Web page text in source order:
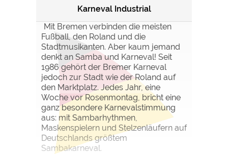
Karneval Industrial
Mit Bremen verbinden die meisten
Fußball, den Roland und die
Stadtmusikanten. Aber kaum jemand
denkt an Samba und Karneval! Seit
1986 gehört der Bremer Karneval
jedoch zur Stadt wie der Roland auf
den Marktplatz. Jedes Jahr, eine
Woche vor Rosenmontag, bricht eine
ganz besondere Karnevalstimmung
aus: mit Sambarhythmen,
Maskenspielern und Stelzenläufern auf
Deutschlands größtem
Sambakarneval.